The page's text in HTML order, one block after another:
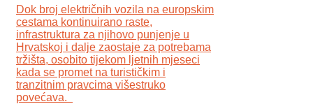
Dok broj električnih vozila na europskim
cestama kontinuirano raste,
infrastruktura za njihovo punjenje u
Hrvatskoj i dalje zaostaje za potrebama
tržišta, osobito tijekom ljetnih mjeseci
kada se promet na turističkim i
tranzitnim pravcima višestruko
povećava.